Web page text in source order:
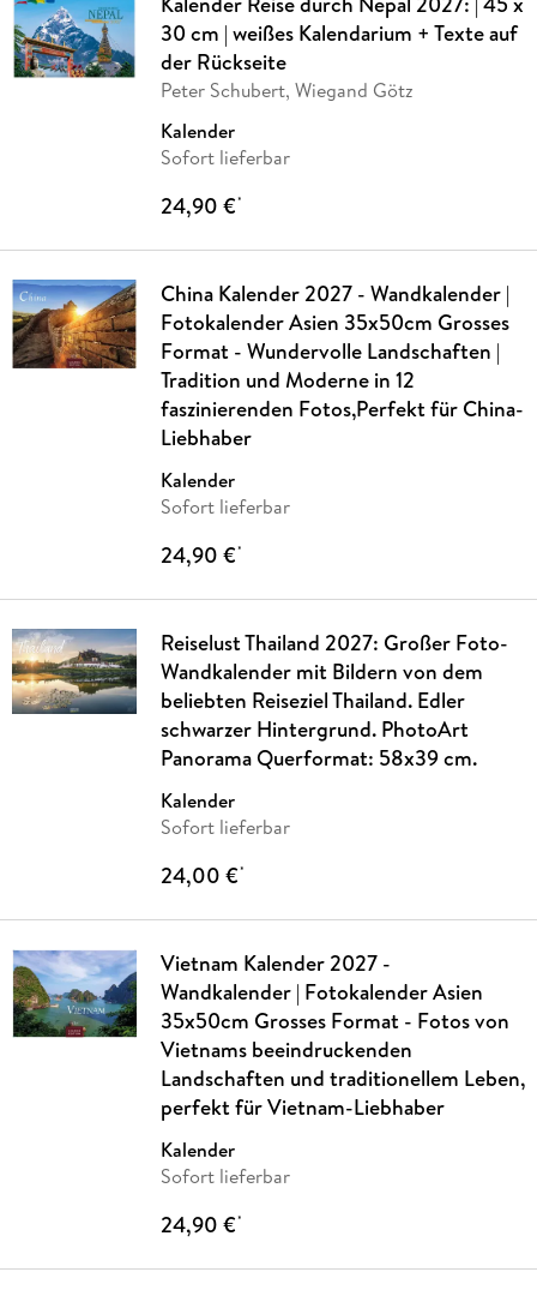
30 cm | weißes Kalendarium + Texte auf
der Rückseite
Peter Schubert, Wiegand Götz
Kalender
Sofort lieferbar
24,90 €*
China Kalender 2027 - Wandkalender |
Fotokalender Asien 35x50cm Grosses
Format - Wundervolle Landschaften |
Tradition und Moderne in 12
faszinierenden Fotos,Perfekt für China-
Liebhaber
Kalender
Sofort lieferbar
24,90 €*
Reiselust Thailand 2027: Großer Foto-
Wandkalender mit Bildern von dem
beliebten Reiseziel Thailand. Edler
schwarzer Hintergrund. PhotoArt
Panorama Querformat: 58x39 cm.
Kalender
Sofort lieferbar
24,00 €*
Vietnam Kalender 2027 -
Wandkalender | Fotokalender Asien
35x50cm Grosses Format - Fotos von
Vietnams beeindruckenden
Landschaften und traditionellem Leben,
perfekt für Vietnam-Liebhaber
Kalender
Sofort lieferbar
24,90 €*